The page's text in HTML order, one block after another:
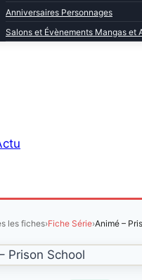
Anniversaires Personnages
Salons et Évènements Mangas et
les fiches›Fiche Série›Animé –